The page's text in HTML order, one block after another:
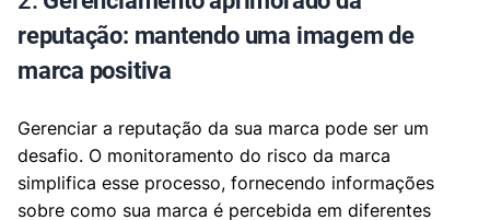
reputação: mantendo uma imagem de
marca positiva
Gerenciar a reputação da sua marca pode ser um
desafio. O monitoramento do risco da marca
simplifica esse processo, fornecendo informações
sobre como sua marca é percebida em diferentes